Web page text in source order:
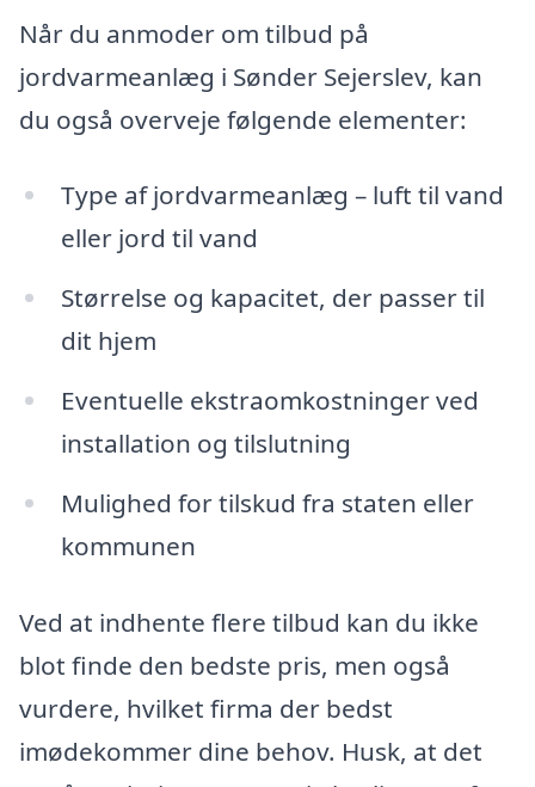
Når du anmoder om tilbud på
jordvarmeanlæg i Sønder Sejerslev, kan
du også overveje følgende elementer:
Type af jordvarmeanlæg – luft til vand
eller jord til vand
Størrelse og kapacitet, der passer til
dit hjem
Eventuelle ekstraomkostninger ved
installation og tilslutning
Mulighed for tilskud fra staten eller
kommunen
Ved at indhente flere tilbud kan du ikke
blot finde den bedste pris, men også
vurdere, hvilket firma der bedst
imødekommer dine behov. Husk, at det